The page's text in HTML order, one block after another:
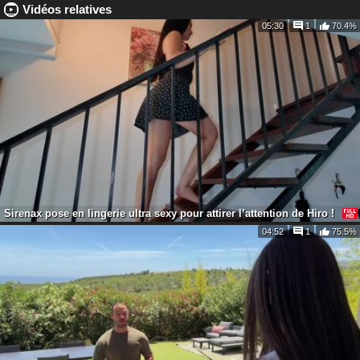
Webcam en direct
SofiTattoo
20 ans
Vidéos relatives
Sirenax pose en lingerie ultra sexy pour attirer l’attention de Hiro !
05:30 1 70.4%
04:52 1 75.5%